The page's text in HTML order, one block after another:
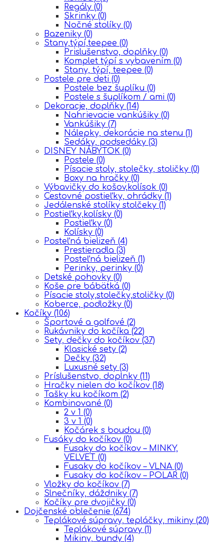
Regály (0)
Skrinky (0)
Nočné stolíky (0)
Bazeniky (0)
Stany,týpí,teepee (0)
Prislušenstvo, doplňky (0)
Komplet týpí s vybavením (0)
Stany, týpí, teepee (0)
Postele pre deti (0)
Postele bez šuplíku (0)
Postele s šuplíkom / ami (0)
Dekoracje, doplňky (14)
Nahrievacie vankúšiky (0)
Vankúšiky (7)
Nálepky, dekorácie na stenu (1)
Sedáky, podsedáky (3)
DISNEY NÁBYTOK (0)
Postele (0)
Písacie stoly, stolečky, stoličky (0)
Boxy na hračky (0)
Výbavičky do košov,kolísok (0)
Cestovné postieľky, ohrádky (1)
Jedálenské stolíky stolčeky (1)
Postieľky,kolísky (0)
Postieľky (0)
Kolísky (0)
Posteľná bielizeň (4)
Prestieradla (3)
Posteľná bielizeň (1)
Perinky, perinky (0)
Detské pohovky (0)
Koše pre bábätká (0)
Písacie stoly,stolečky,stoličky (0)
Koberce, podložky (0)
Kočíky (106)
Športové a golfové (2)
Rukávniky do kočíka (22)
Sety, dečky do kočíkov (37)
Klasické sety (2)
Dečky (32)
Luxusné sety (3)
Príslušenstvo, doplnky (11)
Hračky nielen do kočíkov (18)
Tašky ku kočíkom (2)
Kombinované (0)
2 v 1 (0)
3 v 1 (0)
Kočárek s boudou (0)
Fusáky do kočíkov (0)
Fusaky do kočíkov – MINKY,
VELVET (0)
Fusaky do kočíkov – VLNA (0)
Fusaky do kočíkov – POLAR (0)
Vložky do kočíkov (7)
Slnečníky, dáždniky (7)
Kočíky pre dvojičky (0)
Dojčenské oblečenie (674)
Teplákové súpravy, tepláčky, mikiny (20)
Teplákové súpravy (1)
Mikiny, bundy (4)